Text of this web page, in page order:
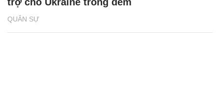
QUÂN SỰ